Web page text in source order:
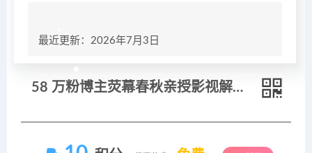
最近更新：2026年7月3日
58 万粉博主荧幕春秋亲授影视解说教程｜零基础从零学文案剪辑配音，一站式产出完整解说成片